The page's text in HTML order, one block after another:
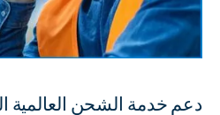
دعم خدمة الشحن العالمية